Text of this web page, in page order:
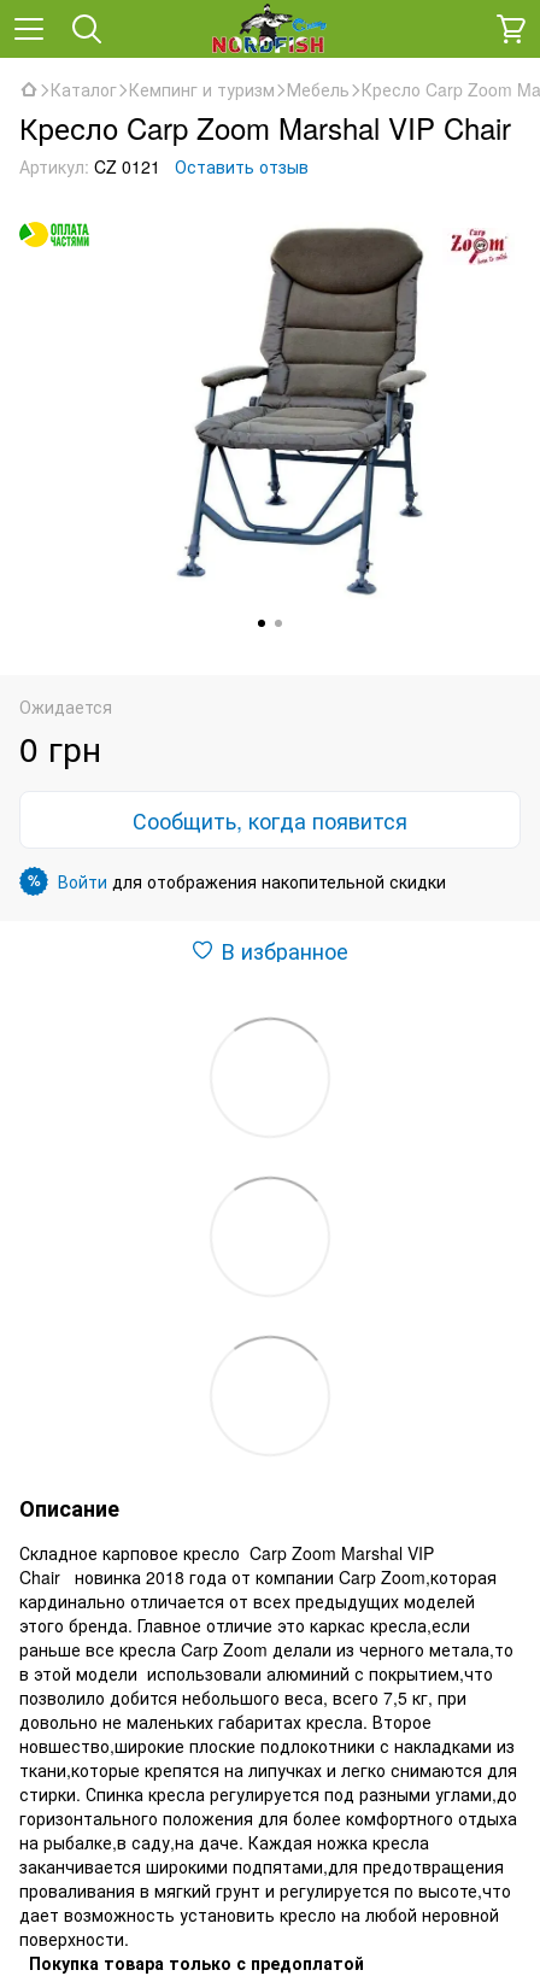
Каталог Кемпинг и туризм Мебель Кресло Carp Zoom
Кресло Carp Zoom Marshal VIP Chair
Артикул: CZ 0121 Оставить отзыв
Ожидается
0 грн
Сообщить, когда появится
% Войти для отображения накопительной скидки
В избранное
Описание
Складное карповое кресло Carp Zoom Marshal VIP
Chair новинка 2018 года от компании Carp Zoom,которая
кардинально отличается от всех предыдущих моделей
этого бренда. Главное отличие это каркас кресла,если
раньше все кресла Carp Zoom делали из черного метала,то
в этой модели использовали алюминий с покрытием,что
позволило добится небольшого веса, всего 7,5 кг, при
довольно не маленьких габаритах кресла. Второе
новшество,широкие плоские подлокотники с накладками из
ткани,которые крепятся на липучках и легко снимаются для
стирки. Спинка кресла регулируется под разными углами,до
горизонтального положения для более комфортного отдыха
на рыбалке,в саду,на даче. Каждая ножка кресла
заканчивается широкими подпятами,для предотвращения
проваливания в мягкий грунт и регулируется по высоте,что
дает возможность установить кресло на любой неровной
поверхности.
Покупка товара только с предоплатой